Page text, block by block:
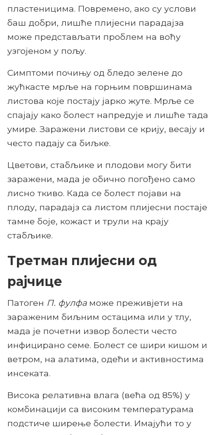
пластеницима. Повремено, ако су услови
баш добри, лишће плијесни парадајза
може представљати проблем на воћу
узгојеном у пољу.
Симптоми почињу од бледо зелене до
жућкасте мрље на горњим површинама
листова које постају јарко жуте. Мрље се
спајају како болест напредује и лишће тада
умире. Заражени листови се крију, весају и
често падају са биљке.
Цветови, стабљике и плодови могу бити
заражени, мада је обично погођено само
лисно ткиво. Када се болест појави на
плоду, парадајз са листом плијесни постаје
тамне боје, кожаст и трули на крају
стабљике.
Третман плијесни од
рајчице
Патоген П. фулфаможе преживјети на
зараженим биљним остацима или у тлу,
мада је почетни извор болести често
инфицирано семе. Болест се шири кишом и
ветром, на алатима, одећи и активностима
инсеката.
Висока релативна влага (већа од 85%) у
комбинацији са високим температурама
подстиче ширење болести. Имајући то у